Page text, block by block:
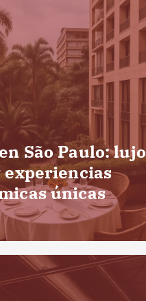
São Paulo: lujo
únicas